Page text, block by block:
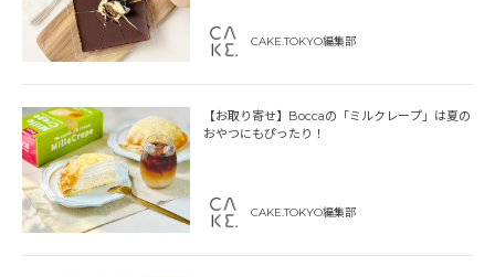
CAKE.TOKYO編集部
【お取り寄せ】Boccaの「ミルクレープ」は夏の
おやつにもぴったり！
CAKE.TOKYO編集部